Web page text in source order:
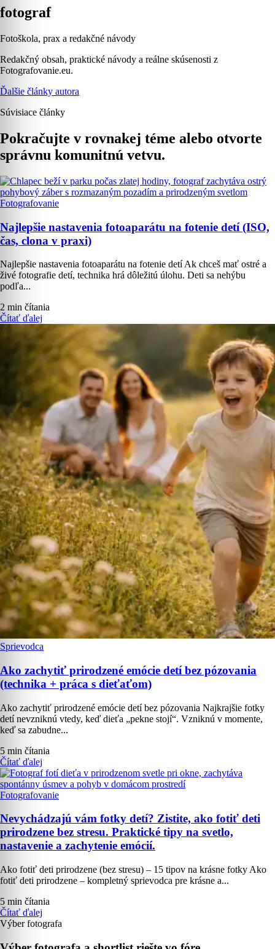
fotograf
Fotoškola, prax a redakčné návody
Redakčný obsah, praktické návody a reálne skúsenosti z
Fotografovanie.eu.
Ďalšie články autora
Súvisiace články
Pokračujte v rovnakej téme alebo otvorte
správnu komunitnú vetvu.
Fotografovanie
Najlepšie nastavenia fotoaparátu na fotenie detí (ISO,
čas, clona v praxi)
Najlepšie nastavenia fotoaparátu na fotenie detí Ak chceš mať ostré a
živé fotografie detí, technika hrá dôležitú úlohu. Deti sa nehýbu
podľa...
2 min čítania
Čítať ďalej
Sprievodca
Ako zachytiť prirodzené emócie detí bez pózovania
(technika + práca s dieťaťom)
Ako zachytiť prirodzené emócie detí bez pózovania Najkrajšie fotky
detí nevzniknú vtedy, keď dieťa „pekne stojí“. Vzniknú v momente,
keď sa zabudne...
5 min čítania
Čítať ďalej
Fotografovanie
Nevychádzajú vám fotky detí? Zistite, ako fotiť deti
prirodzene bez stresu. Praktické tipy na svetlo,
nastavenie a zachytenie emócií.
Ako fotiť deti prirodzene (bez stresu) – 15 tipov na krásne fotky Ako
fotiť deti prirodzene – kompletný sprievodca pre krásne a...
5 min čítania
Čítať ďalej
Výber fotografa